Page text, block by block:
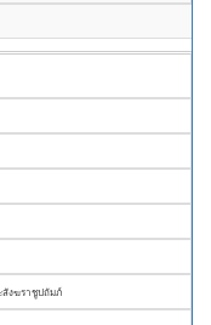
สังฆราชูปถัมภ์